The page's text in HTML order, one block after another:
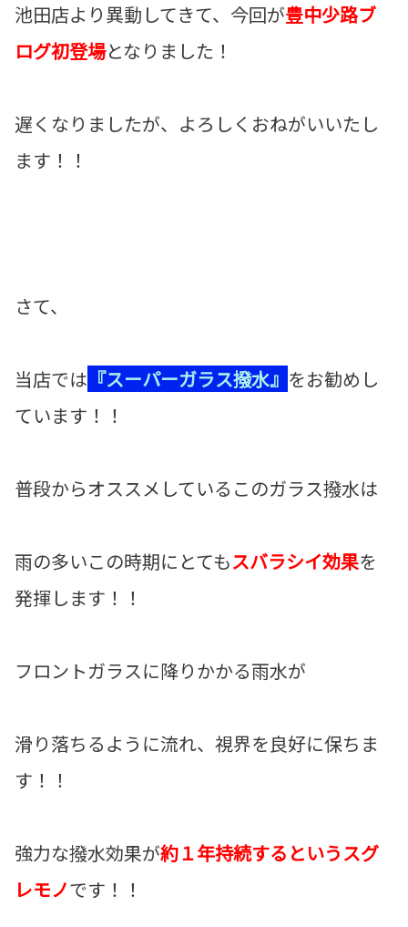
池田店より異動してきて、今回が豊中少路ブ
ログ初登場となりました！
遅くなりましたが、よろしくおねがいいたし
ます！！
さて、
当店では 『スーパーガラス撥水』 をお勧めし
ています！！
普段からオススメしているこのガラス撥水は
雨の多いこの時期にとてもスバラシイ効果を
発揮します！！
フロントガラスに降りかかる雨水が
滑り落ちるように流れ、視界を良好に保ちま
す！！
強力な撥水効果が約１年持続するというスグ
レモノです！！